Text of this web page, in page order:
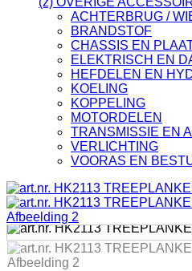
ACHTERBRUG /
BRANDSTOF
CHASSIS EN
ELEKTRISCH EN
HEFDELEN EN
KOELING
KOPPELING
MOTORDELEN
TRANSMISSIE EN
VERLICHTING
VOORAS EN